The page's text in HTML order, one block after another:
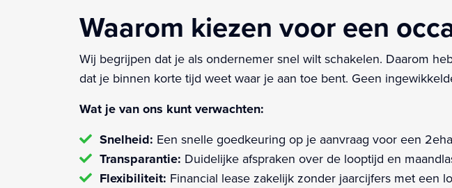
Waarom kiezen voor een
Wij begrijpen dat je als ondernemer snel wilt schakelen. Daarom
dat je binnen korte tijd weet waar je aan toe bent. Geen
Wat je van ons kunt verwachten:
Snelheid: Een snelle goedkeuring op je aanvraag voor een
Transparantie: Duidelijke afspraken over de looptijd en
Flexibiliteit: Financial lease zakelijk zonder jaarcijfers met een